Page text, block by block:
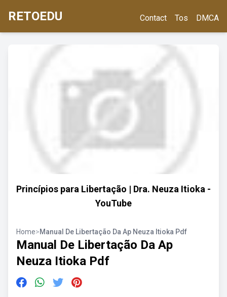
RETOEDU Contact Tos DMCA
Princípios para Libertação | Dra. Neuza Itioka -
YouTube
Home>Manual De Libertação Da Ap Neuza Itioka Pdf
Manual De Libertação Da Ap
Neuza Itioka Pdf